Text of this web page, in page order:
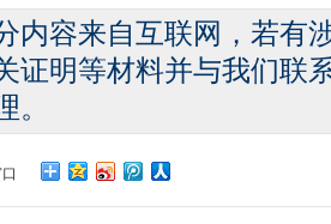
内容来自互联网，若有
证明等材料并与我们联
。